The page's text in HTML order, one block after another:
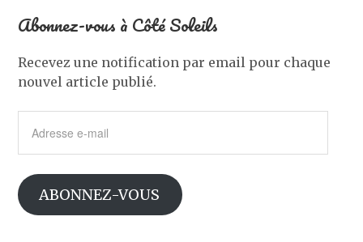
Abonnez-vous à Côté Soleils
Recevez une notification par email pour chaque
nouvel article publié.
mail
ABONNEZ-VOUS